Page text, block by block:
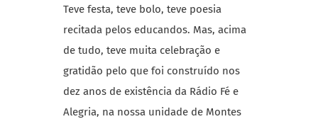
Teve festa, teve bolo, teve poesia
recitada pelos educandos. Mas, acima
de tudo, teve muita celebração e
gratidão pelo que foi construído nos
dez anos de existência da Rádio Fé e
Alegria, na nossa unidade de Montes